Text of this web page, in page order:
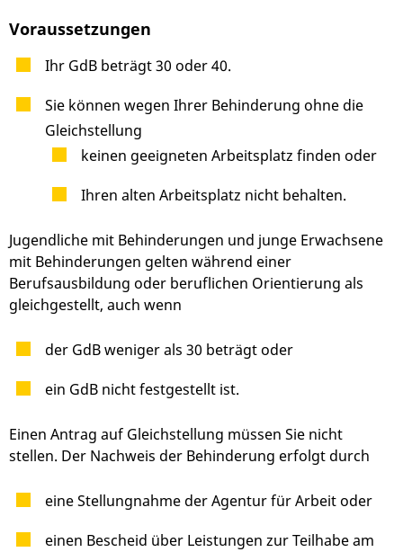
Voraussetzungen
Ihr GdB beträgt 30 oder 40.
Sie können wegen Ihrer Behinderung ohne die
Gleichstellung
keinen geeigneten Arbeitsplatz finden oder
Ihren alten Arbeitsplatz nicht behalten.
Jugendliche mit Behinderungen und junge Erwachsene
mit Behinderungen gelten während einer
Berufsausbildung oder beruflichen Orientierung als
gleichgestellt, auch wenn
der GdB weniger als 30 beträgt oder
ein GdB nicht festgestellt ist.
Einen Antrag auf Gleichstellung müssen Sie nicht
stellen. Der Nachweis der Behinderung erfolgt durch
eine Stellungnahme der Agentur für Arbeit oder
einen Bescheid über Leistungen zur Teilhabe am